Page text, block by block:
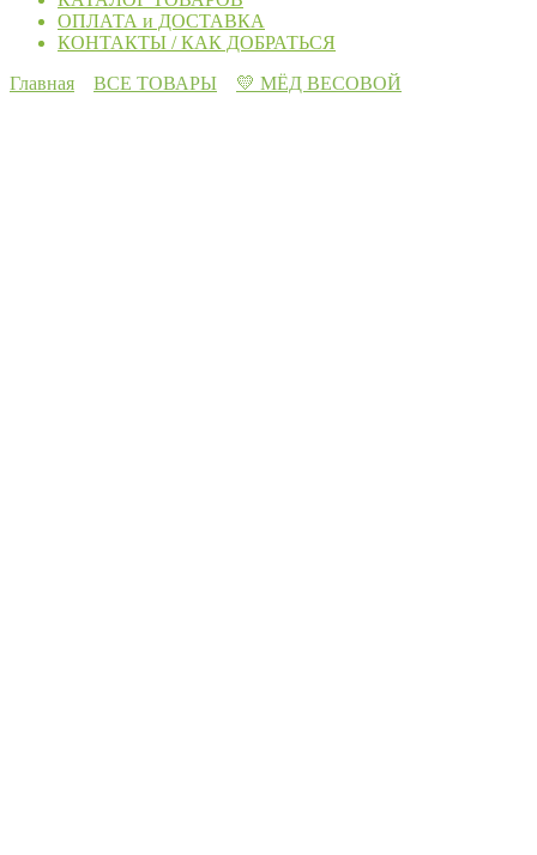
ОПЛАТА и ДОСТАВКА
КОНТАКТЫ / КАК ДОБРАТЬСЯ
Главная
ВСЕ ТОВАРЫ 💛 МЁД ВЕСОВОЙ